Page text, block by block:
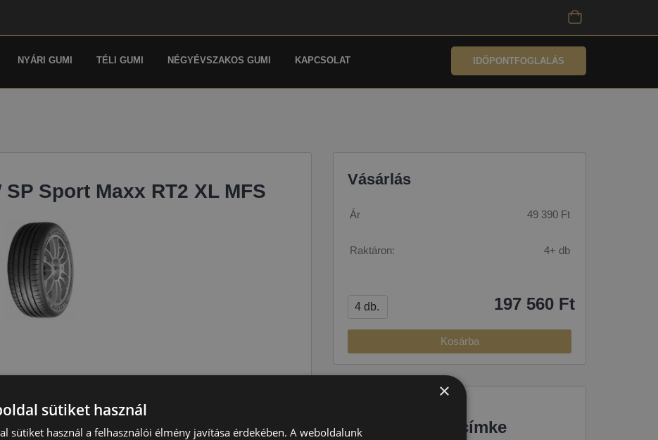
NYÁRI GUMI TÉLI GUMI NÉGYÉVSZAKOS GUMI KAPCSOLAT IDŐPONTFOGLALÁS
Sport Maxx RT2 XL MFS
Nyári
W=270 km/h
Vásárlás
Ár 49 390 Ft
Raktáron: 4+ db
197 560 Ft
Kosárba
EU-s abroncscímke
×
sütiket használ
sütiket használ a felhasználói élmény javítása érdekében. A weboldalunk